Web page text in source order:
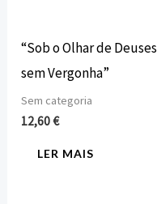
“Sob o Olhar de Deuses
sem Vergonha”
Sem categoria
12,60€
LER MAIS